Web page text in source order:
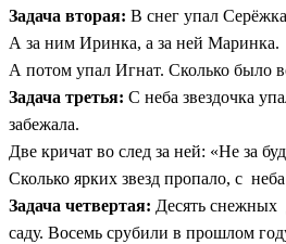
Задача вторая: В снег упал
А за ним Иринка, а за ней Маринка.
А потом упал Игнат. Сколько было
Задача третья: С неба звездочка
забежала.
Две кричат во след за ней: «Не за
Сколько ярких звезд пропало, с
Задача четвертая: Десять снежных
саду. Восемь срубили в прошлом